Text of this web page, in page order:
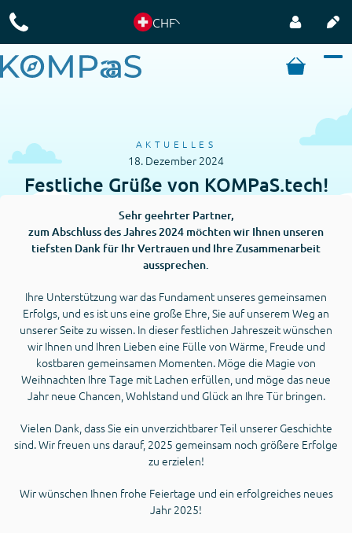
CHF
AKTUELLES
18. Dezember 2024
Festliche Grüße von KOMPaS.tech!
Sehr geehrter Partner,
zum Abschluss des Jahres 2024 möchten wir Ihnen unseren
tiefsten Dank für Ihr Vertrauen und Ihre Zusammenarbeit
aussprechen.
Ihre Unterstützung war das Fundament unseres gemeinsamen
Erfolgs, und es ist uns eine große Ehre, Sie auf unserem Weg an
unserer Seite zu wissen. In dieser festlichen Jahreszeit wünschen
wir Ihnen und Ihren Lieben eine Fülle von Wärme, Freude und
kostbaren gemeinsamen Momenten. Möge die Magie von
Weihnachten Ihre Tage mit Lachen erfüllen, und möge das neue
Jahr neue Chancen, Wohlstand und Glück an Ihre Tür bringen.
Vielen Dank, dass Sie ein unverzichtbarer Teil unserer Geschichte
sind. Wir freuen uns darauf, 2025 gemeinsam noch größere Erfolge
zu erzielen!
Wir wünschen Ihnen frohe Feiertage und ein erfolgreiches neues
Jahr 2025!